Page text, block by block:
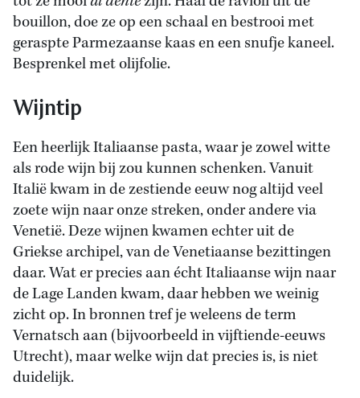
bouillon, doe ze op een schaal en bestrooi met
geraspte Parmezaanse kaas en een snufje kaneel.
Besprenkel met olijfolie.
Wijntip
Een heerlijk Italiaanse pasta, waar je zowel witte
als rode wijn bij zou kunnen schenken. Vanuit
Italië kwam in de zestiende eeuw nog altijd veel
zoete wijn naar onze streken, onder andere via
Venetië. Deze wijnen kwamen echter uit de
Griekse archipel, van de Venetiaanse bezittingen
daar. Wat er precies aan écht Italiaanse wijn naar
de Lage Landen kwam, daar hebben we weinig
zicht op. In bronnen tref je weleens de term
Vernatsch aan (bijvoorbeeld in vijftiende-eeuws
Utrecht), maar welke wijn dat precies is, is niet
duidelijk.